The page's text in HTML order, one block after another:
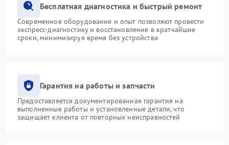
Бесплатная диагностика и быстрый ремонт
Современное оборудование и опыт позволяют провести
экспресс-диагностику и восстановление в кратчайшие
сроки, минимизируя время без устройства
Гарантия на работы и запчасти
Предоставляется документированная гарантия на
выполненные работы и установленные детали, что
защищает клиента от повторных неисправностей